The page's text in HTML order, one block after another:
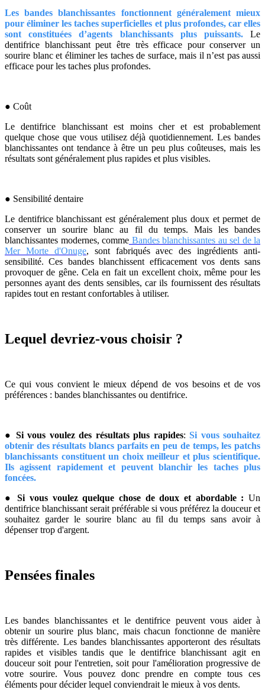
Les bandes blanchissantes fonctionnent généralement mieux
pour éliminer les taches superficielles et plus profondes, car elles
sont constituées d’agents blanchissants plus puissants.Le
dentifrice blanchissant peut être très efficace pour conserver un
sourire blanc et éliminer les taches de surface, mais il n’est pas aussi
efficace pour les taches plus profondes.
● Coût
Le dentifrice blanchissant est moins cher et est probablement
quelque chose que vous utilisez déjà quotidiennement. Les bandes
blanchissantes ont tendance à être un peu plus coûteuses, mais les
résultats sont généralement plus rapides et plus visibles.
● Sensibilité dentaire
Le dentifrice blanchissant est généralement plus doux et permet de
conserver un sourire blanc au fil du temps. Mais les bandes
blanchissantes modernes, comme Bandes blanchissantes au sel de la
Mer Morte d'Onuge, sont fabriqués avec des ingrédients anti-
sensibilité. Ces bandes blanchissent efficacement vos dents sans
provoquer de gêne. Cela en fait un excellent choix, même pour les
personnes ayant des dents sensibles, car ils fournissent des résultats
rapides tout en restant confortables à utiliser.
Lequel devriez-vous choisir ?
Ce qui vous convient le mieux dépend de vos besoins et de vos
préférences : bandes blanchissantes ou dentifrice.
● Si vous voulez des résultats plus rapides:Si vous souhaitez
obtenir des résultats blancs parfaits en peu de temps, les patchs
blanchissants constituent un choix meilleur et plus scientifique.
Ils agissent rapidement et peuvent blanchir les taches plus
foncées.
●Si vous voulez quelque chose de doux et abordable : Un
dentifrice blanchissant serait préférable si vous préférez la douceur et
souhaitez garder le sourire blanc au fil du temps sans avoir à
dépenser trop d'argent.
Pensées finales
Les bandes blanchissantes et le dentifrice peuvent vous aider à
obtenir un sourire plus blanc, mais chacun fonctionne de manière
très différente. Les bandes blanchissantes apporteront des résultats
rapides et visibles tandis que le dentifrice blanchissant agit en
douceur soit pour l'entretien, soit pour l'amélioration progressive de
votre sourire. Vous pouvez donc prendre en compte tous ces
éléments pour décider lequel conviendrait le mieux à vos dents.